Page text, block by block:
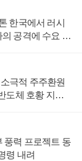
한국에서 러시
공격에 수요 늘
극적 주주환원
도체 호황 지속
풍력 프로젝트 동
령 내려